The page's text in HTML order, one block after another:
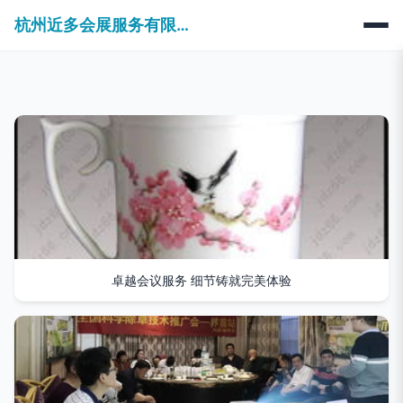
杭州近多会展服务有限公司
卓越会议服务 细节铸就完美体验